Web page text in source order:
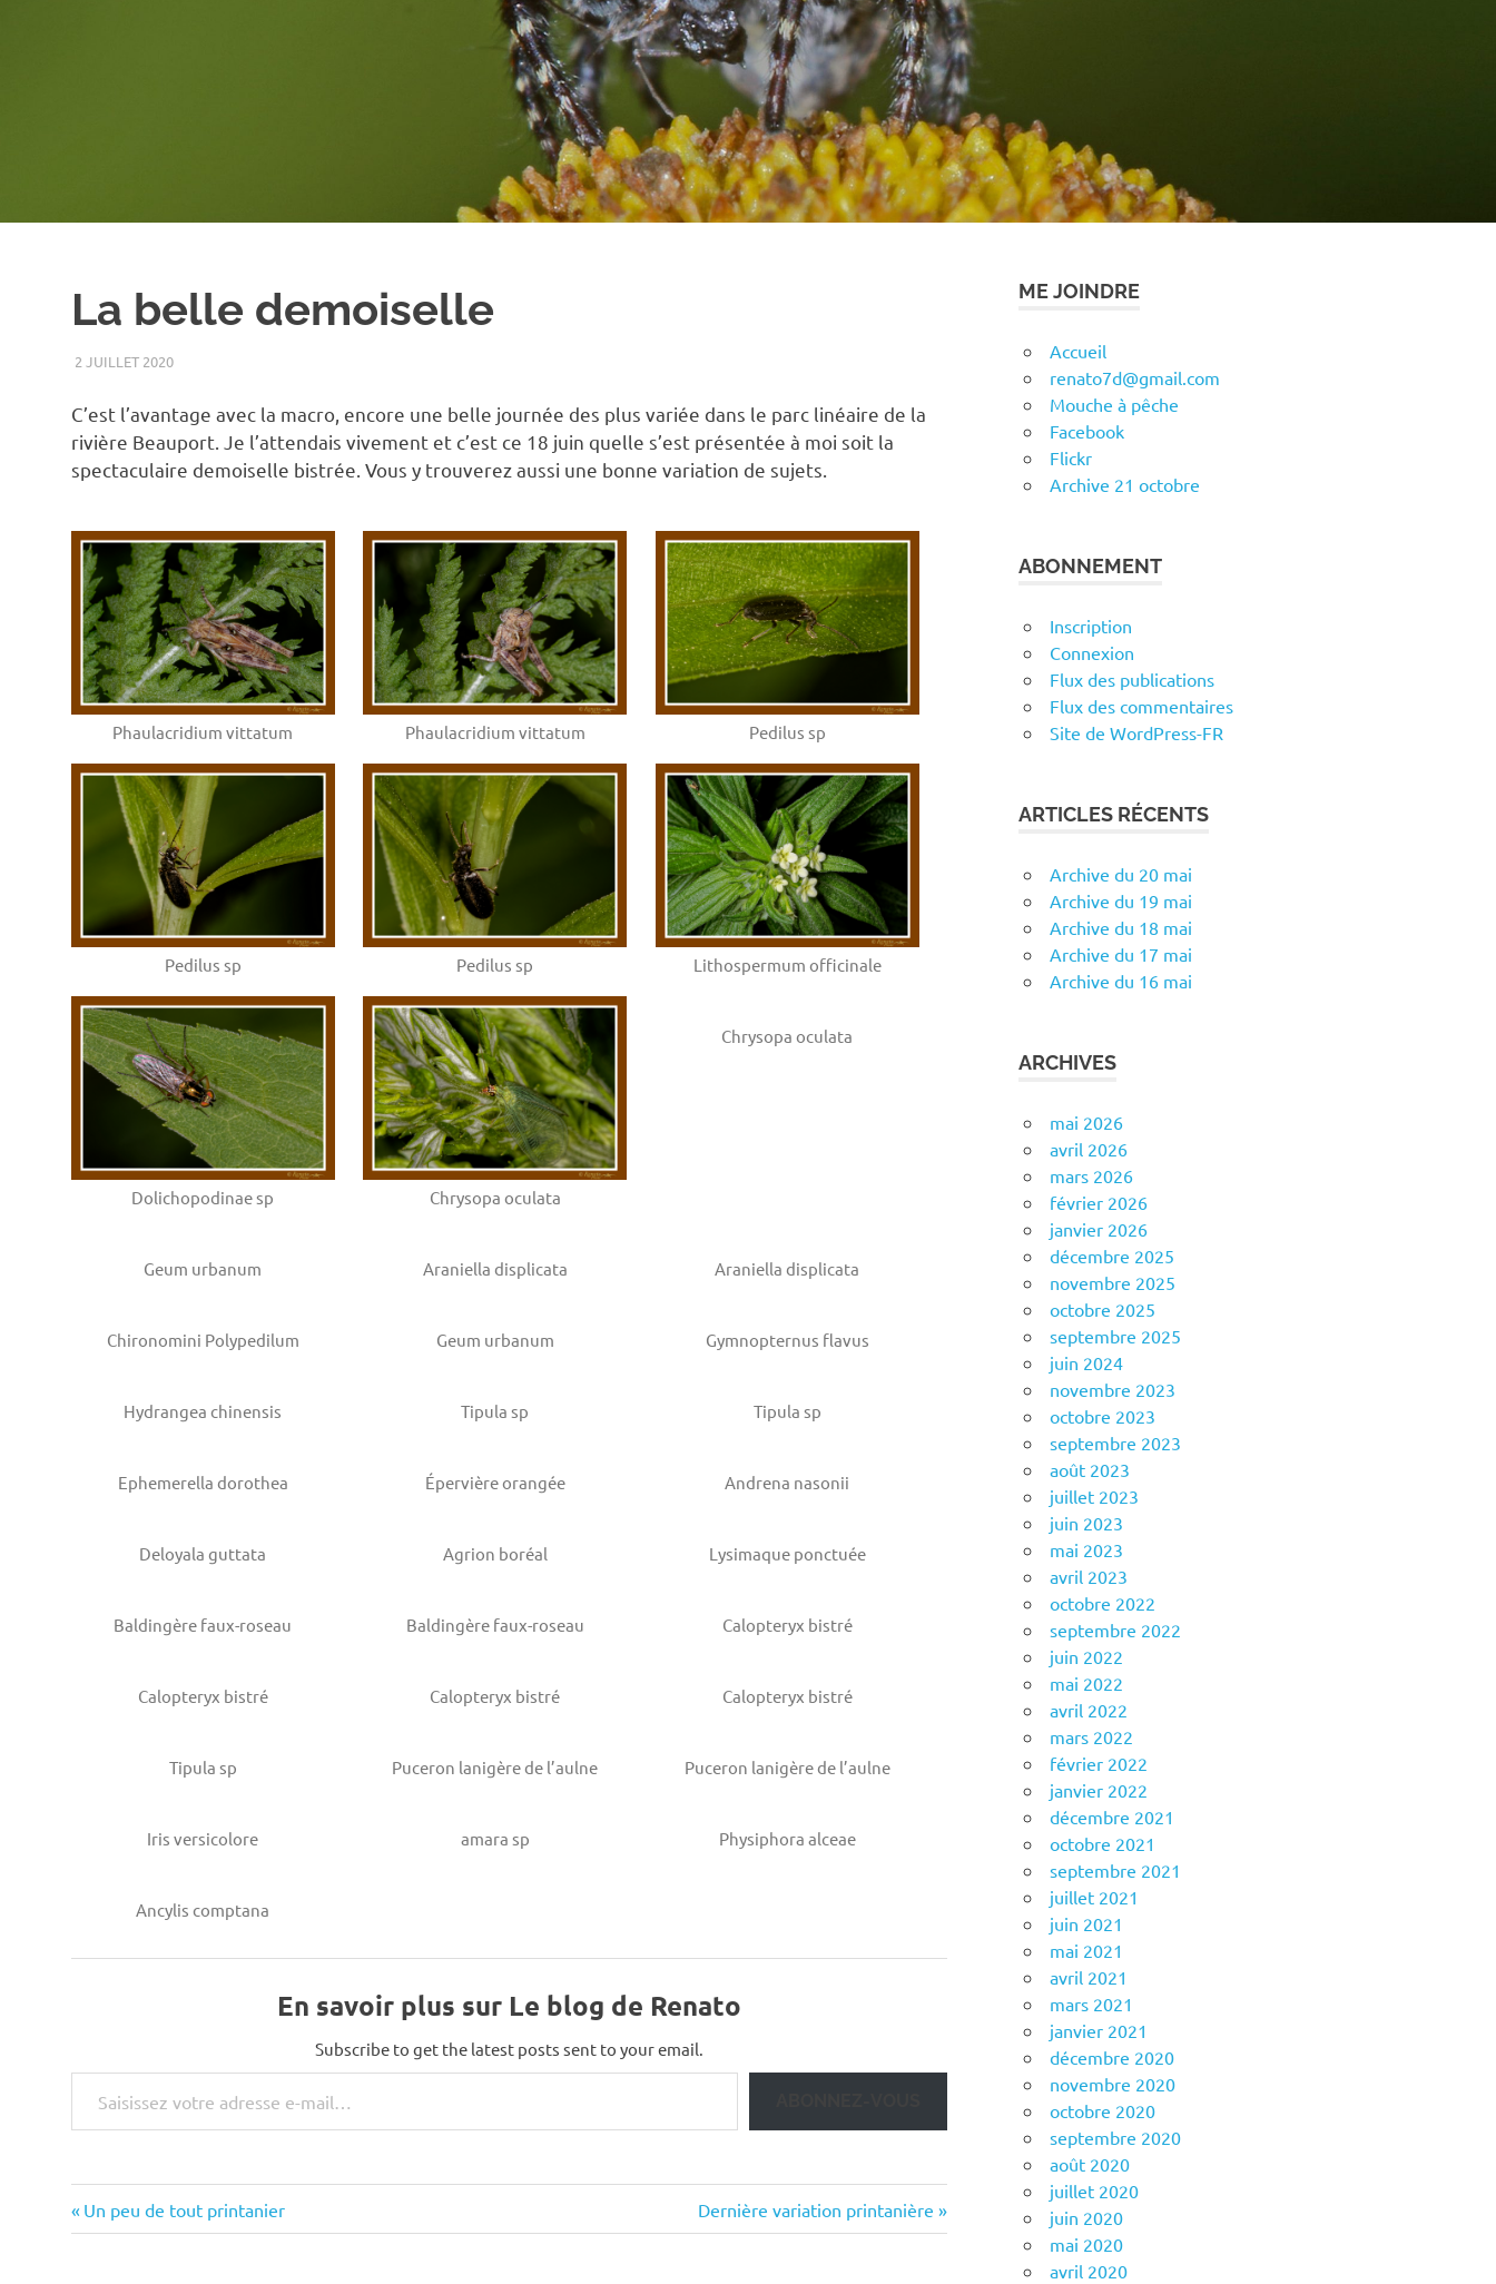
La belle demoiselle
2 JUILLET 2020RENATO
2020
C’est l’avantage avec la macro, encore une belle journée des plus variée dans le parc linéaire de la
rivière Beauport. Je l’attendais vivement et c’est ce 18 juin quelle s’est présentée à moi soit la
spectaculaire demoiselle bistrée. Vous y trouverez aussi une bonne variation de sujets.
Phaulacridium vittatum Phaulacridium vittatum Pedilus sp
Pedilus sp Pedilus sp Lithospermum officinale
Dolichopodinae sp Chrysopa oculata
Chrysopa oculata
Geum urbanum Araniella displicata Araniella displicata
Chironomini Polypedilum Geum urbanum Gymnopternus flavus
Hydrangea chinensis Tipula sp Tipula sp
Ephemerella dorothea Épervière orangée Andrena nasonii
Deloyala guttata Agrion boréal Lysimaque ponctuée
Baldingère faux-roseau Baldingère faux-roseau Calopteryx bistré
Calopteryx bistré Calopteryx bistré Calopteryx bistré
Tipula sp Puceron lanigère de l’aulne Puceron lanigère de l’aulne
Iris versicolore amara sp Physiphora alceae
Ancylis comptana
En savoir plus sur Le blog de Renato
Subscribe to get the latest posts sent to your email.
Saisissez votre adresse e-mail…
Navigation
Previous
Post:
Un peu de tout printanier
Next
Post:
Dernière variation printanière
ME JOINDRE
Accueil
renato7d@gmail.com
Mouche à pêche
Facebook
Flickr
Archive 21 octobre
ABONNEMENT
Inscription
Connexion
Flux des publications
Flux des commentaires
Site de WordPress-FR
ARTICLES RÉCENTS
Archive du 20 mai
Archive du 19 mai
Archive du 18 mai
Archive du 17 mai
Archive du 16 mai
ARCHIVES
mai 2026
avril 2026
mars 2026
février 2026
janvier 2026
décembre 2025
novembre 2025
octobre 2025
septembre 2025
juin 2024
novembre 2023
octobre 2023
septembre 2023
août 2023
juillet 2023
juin 2023
mai 2023
avril 2023
octobre 2022
septembre 2022
juin 2022
mai 2022
avril 2022
mars 2022
février 2022
janvier 2022
décembre 2021
octobre 2021
septembre 2021
juillet 2021
juin 2021
mai 2021
avril 2021
mars 2021
janvier 2021
décembre 2020
novembre 2020
octobre 2020
septembre 2020
août 2020
juillet 2020
juin 2020
mai 2020
avril 2020